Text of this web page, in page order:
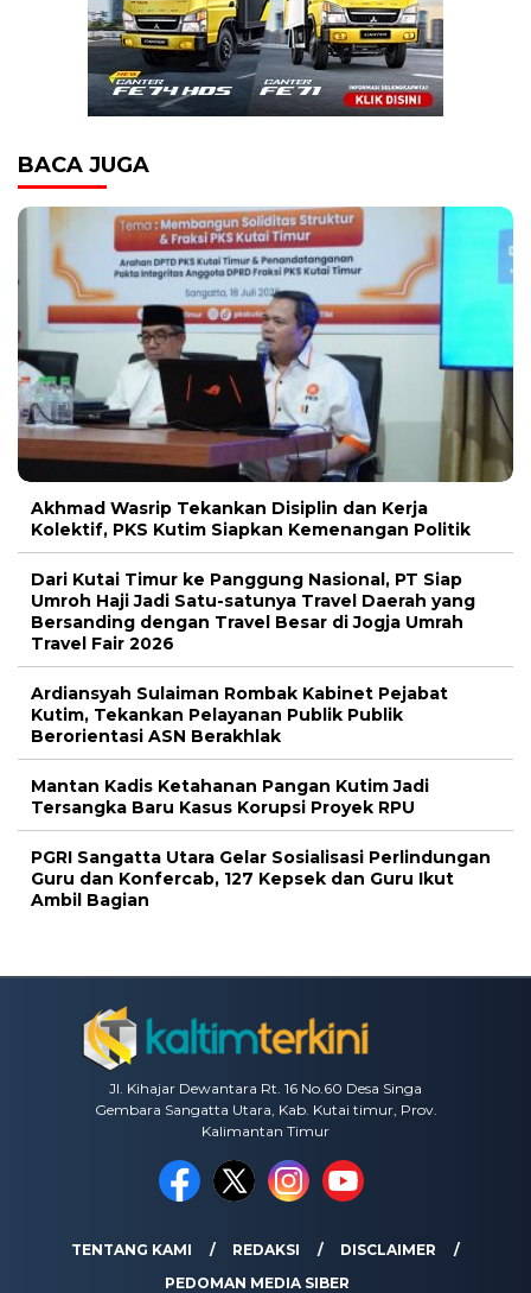
BACA JUGA
Akhmad Wasrip Tekankan Disiplin dan Kerja
Kolektif, PKS Kutim Siapkan Kemenangan Politik
Dari Kutai Timur ke Panggung Nasional, PT Siap
Umroh Haji Jadi Satu-satunya Travel Daerah yang
Bersanding dengan Travel Besar di Jogja Umrah
Travel Fair 2026
Ardiansyah Sulaiman Rombak Kabinet Pejabat
Kutim, Tekankan Pelayanan Publik Publik
Berorientasi ASN Berakhlak
Mantan Kadis Ketahanan Pangan Kutim Jadi
Tersangka Baru Kasus Korupsi Proyek RPU
PGRI Sangatta Utara Gelar Sosialisasi Perlindungan
Guru dan Konfercab, 127 Kepsek dan Guru Ikut
Ambil Bagian
Jl. Kihajar Dewantara Rt. 16 No.60 Desa Singa
Gembara Sangatta Utara, Kab. Kutai timur, Prov.
Kalimantan Timur
TENTANG KAMI REDAKSI
DISCLAIMER
PEDOMAN MEDIA SIBER